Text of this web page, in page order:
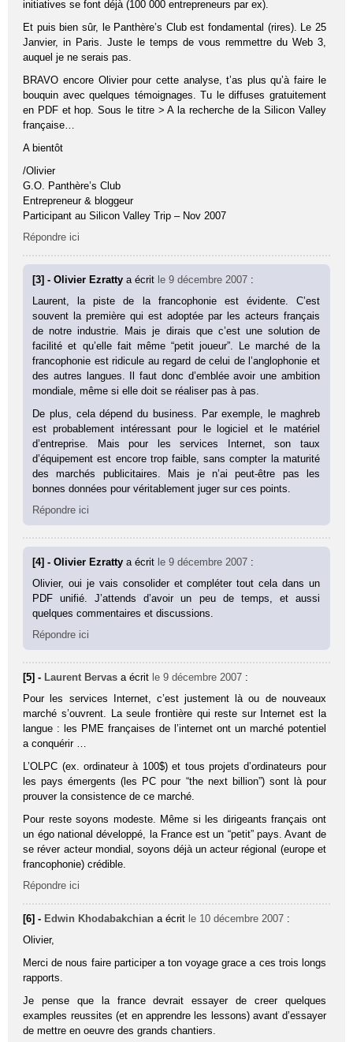
initiatives se font déjà (100 000 entrepreneurs par ex).
Et puis bien sûr, le Panthère’s Club est fondamental (rires). Le 25
Janvier, in Paris. Juste le temps de vous remmettre du Web 3,
auquel je ne serais pas.
BRAVO encore Olivier pour cette analyse, t’as plus qu’à faire le
bouquin avec quelques témoignages. Tu le diffuses gratuitement
en PDF et hop. Sous le titre > A la recherche de la Silicon Valley
française…
A bientôt
/Olivier
G.O. Panthère’s Club
Entrepreneur & bloggeur
Participant au Silicon Valley Trip – Nov 2007
Répondre ici
[3] - Olivier Ezrattya écrit le 9 décembre 2007 :
Laurent, la piste de la francophonie est évidente. C’est
souvent la première qui est adoptée par les acteurs français
de notre industrie. Mais je dirais que c’est une solution de
facilité et qu’elle fait même “petit joueur”. Le marché de la
francophonie est ridicule au regard de celui de l’anglophonie et
des autres langues. Il faut donc d’emblée avoir une ambition
mondiale, même si elle doit se réaliser pas à pas.
De plus, cela dépend du business. Par exemple, le maghreb
est probablement intéressant pour le logiciel et le matériel
d’entreprise. Mais pour les services Internet, son taux
d’équipement est encore trop faible, sans compter la maturité
des marchés publicitaires. Mais je n’ai peut-être pas les
bonnes données pour véritablement juger sur ces points.
Répondre ici
[4] - Olivier Ezrattya écrit le 9 décembre 2007 :
Olivier, oui je vais consolider et compléter tout cela dans un
PDF unifié. J’attends d’avoir un peu de temps, et aussi
quelques commentaires et discussions.
Répondre ici
[5] - Laurent Bervas a écrit le 9 décembre 2007 :
Pour les services Internet, c’est justement là ou de nouveaux
marché s’ouvrent. La seule frontière qui reste sur Internet est la
langue : les PME françaises de l’internet ont un marché potentiel
a conquérir …
L’OLPC (ex. ordinateur à 100$) et tous projets d’ordinateurs pour
les pays émergents (les PC pour “the next billion”) sont là pour
prouver la consistence de ce marché.
Pour reste soyons modeste. Même si les dirigeants français ont
un égo national développé, la France est un “petit” pays. Avant de
se réver acteur mondial, soyons déjà un acteur régional (europe et
francophonie) crédible.
Répondre ici
[6] - Edwin Khodabakchian a écrit le 10 décembre 2007 :
Olivier,
Merci de nous faire participer a ton voyage grace a ces trois longs
rapports.
Je pense que la france devrait essayer de creer quelques
examples reussites (et en apprendre les lessons) avant d’essayer
de mettre en oeuvre des grands chantiers.